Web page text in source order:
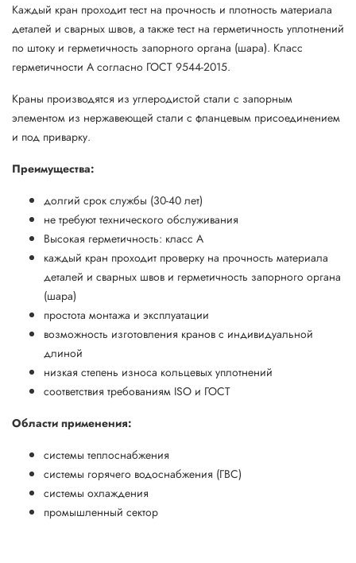
Каждый кран проходит тест на прочность и плотность материала
деталей и сварных швов, а также тест на герметичность уплотнений
по штоку и герметичность запорного органа (шара). Класс
герметичности А согласно ГОСТ 9544-2015.
Краны производятся из углеродистой стали с запорным
элементом из нержавеющей стали с фланцевым присоединением
и под приварку.
Преимущества:
долгий срок службы (30-40 лет)
не требуют технического обслуживания
Высокая герметичность: класс А
каждый кран проходит проверку на прочность материала
деталей и сварных швов и герметичность запорного органа
(шара)
простота монтажа и эксплуатации
возможность изготовления кранов с индивидуальной
длиной
низкая степень износа кольцевых уплотнений
соответствия требованиям ISO и ГОСТ
Области применения:
системы теплоснабжения
системы горячего водоснабжения (ГВС)
системы охлаждения
промышленный сектор